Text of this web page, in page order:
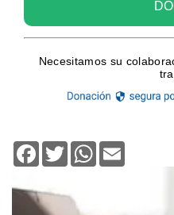
Facebook
TwitterWhatsApp